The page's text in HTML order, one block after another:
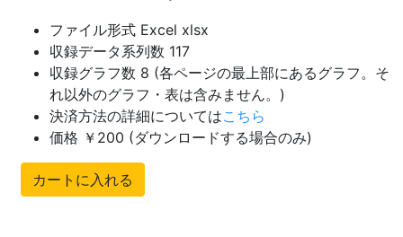
ファイル形式 Excel xlsx
収録データ系列数 117
収録グラフ数 8 (各ページの最上部にあるグラフ。そ
れ以外のグラフ・表は含みません。)
決済方法の詳細についてはこちら
価格 ￥200 (ダウンロードする場合のみ)
カートに入れる